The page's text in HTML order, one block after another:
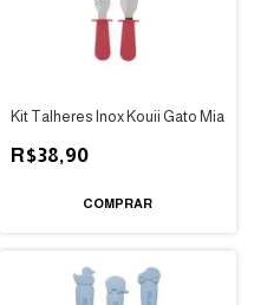
Kit Talheres Inox Kouii Gato Mia
R$38,90